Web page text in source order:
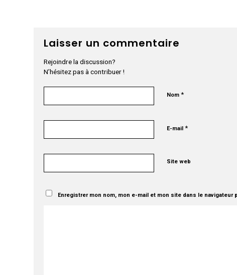
Laisser un commentaire
Rejoindre la discussion?
N’hésitez pas à contribuer !
Nom*
E-mail*
Site web
Enregistrer mon nom, mon e-mail et mon site dans le navigateur